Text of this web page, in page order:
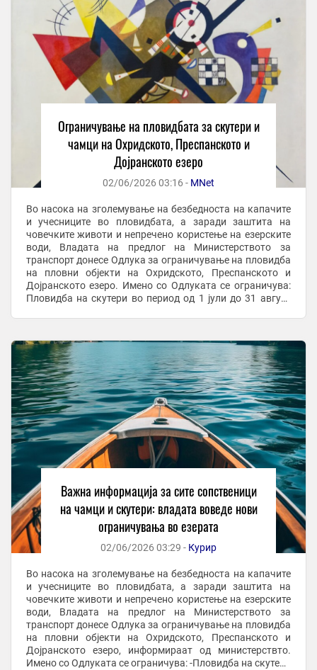
Ограничување на пловидбата за скутери и
чамци на Охридското, Преспанското и
Дојранското езеро
02/06/2026 03:16 - MNet
Во насока на зголемување на безбедноста на капачите
и учесниците во пловидбата, а заради заштита на
човечките животи и непречено користење на езерските
води, Владата на предлог на Министерството за
транспорт донесе Одлука за ограничување на пловидба
на пловни објекти на Охридското, Преспанското и
Дојранското езеро. Имено со Одлуката се ограничува:
Пловидба на скутери во период од 1 јули до 31 август
Важнa информација за сите сопственици
на чамци и скутери: владата воведе нови
ограничувања во езерата
02/06/2026 03:29 - Курир
Во насока на зголемување на безбедноста на капачите
и учесниците во пловидбата, а заради заштита на
човечките животи и непречено користење на езерските
води, Владата на предлог на Министерството за
транспорт донесе Одлука за ограничување на пловидба
на пловни објекти на Охридското, Преспанското и
Дојранското езеро, информираат од министерствто.
Имено со Одлуката се ограничува: -Пловидба на скутери